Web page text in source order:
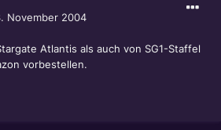
November 2004
Atlantis als auch von SG1-Staffel
vorbestellen.